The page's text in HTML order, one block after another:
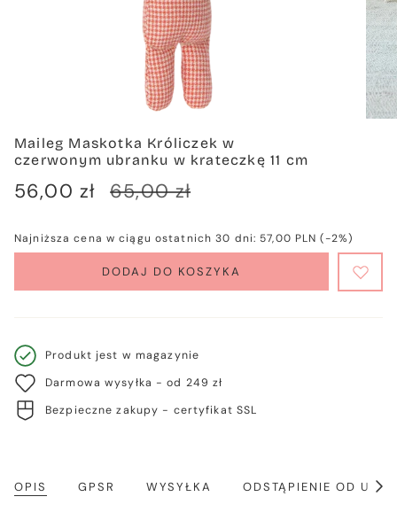
Maileg Maskotka Króliczek w
czerwonym ubranku w krateczkę 11 cm
Cena
56,00 zł
Cena
65,00 zł
Najniższa cena w ciągu ostatnich 30 dni: 57,00 PLN (-2%)
DODAJ DO KOSZYKA
Produkt jest w magazynie
Darmowa wysyłka - od 249 zł
Bezpieczne zakupy - certyfikat SSL
OPIS GPSR WYSYŁKA ODSTĄPIENIE OD